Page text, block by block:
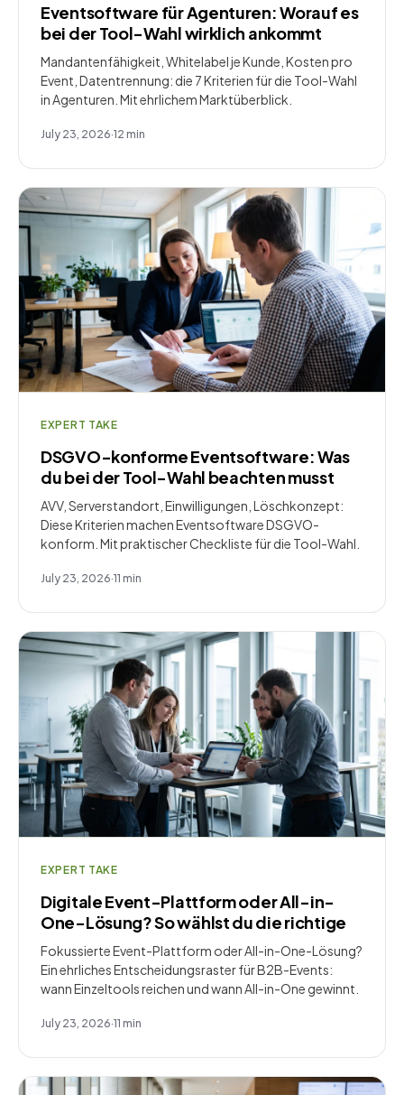
Eventsoftware für Agenturen: Worauf es
bei der Tool-Wahl wirklich ankommt
Mandantenfähigkeit, Whitelabel je Kunde, Kosten pro
Event, Datentrennung: die 7 Kriterien für die Tool-Wahl
in Agenturen. Mit ehrlichem Marktüberblick.
July 23, 2026·12 min
EXPERT TAKE
DSGVO-konforme Eventsoftware: Was
du bei der Tool-Wahl beachten musst
AVV, Serverstandort, Einwilligungen, Löschkonzept:
Diese Kriterien machen Eventsoftware DSGVO-
konform. Mit praktischer Checkliste für die Tool-Wahl.
July 23, 2026·11 min
EXPERT TAKE
Digitale Event-Plattform oder All-in-
One-Lösung? So wählst du die richtige
Fokussierte Event-Plattform oder All-in-One-Lösung?
Ein ehrliches Entscheidungsraster für B2B-Events:
wann Einzeltools reichen und wann All-in-One gewinnt.
July 23, 2026·11 min